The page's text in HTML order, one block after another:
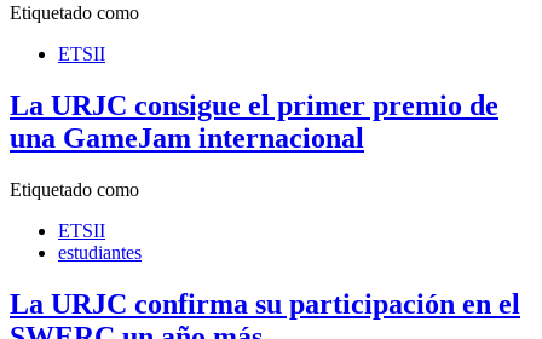
Etiquetado como
ETSII
La URJC consigue el primer premio de
una GameJam internacional
Etiquetado como
ETSII
estudiantes
La URJC confirma su participación en el